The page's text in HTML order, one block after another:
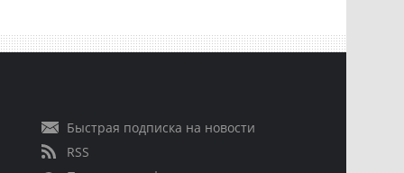
Быстрая подписка на новости
RSS